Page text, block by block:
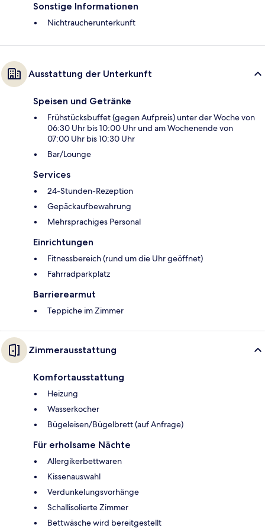
Sonstige Informationen
Nichtraucherunterkunft
Ausstattung der Unterkunft
Speisen und Getränke
Frühstücksbuffet (gegen Aufpreis) unter der Woche von
06:30 Uhr bis 10:00 Uhr und am Wochenende von
07:00 Uhr bis 10:30 Uhr
Bar/Lounge
Services
24-Stunden-Rezeption
Gepäckaufbewahrung
Mehrsprachiges Personal
Einrichtungen
Fitnessbereich (rund um die Uhr geöffnet)
Fahrradparkplatz
Barrierearmut
Teppiche im Zimmer
Zimmerausstattung
Komfortausstattung
Heizung
Wasserkocher
Bügeleisen/Bügelbrett (auf Anfrage)
Für erholsame Nächte
Allergikerbettwaren
Kissenauswahl
Verdunkelungsvorhänge
Schallisolierte Zimmer
Bettwäsche wird bereitgestellt